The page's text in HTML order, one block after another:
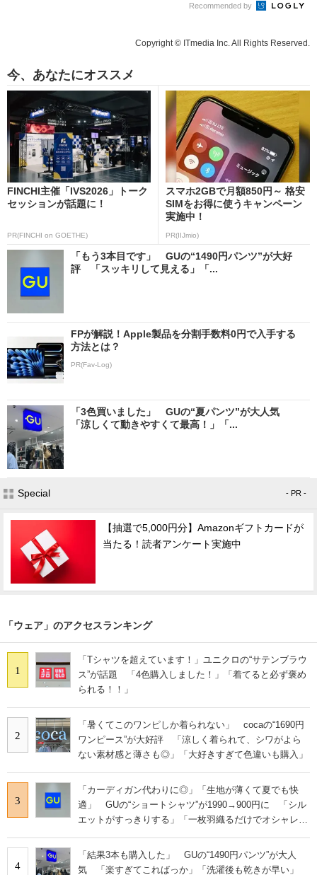
Recommended by
Copyright © ITmedia Inc. All Rights Reserved.
今、あなたにオススメ
FINCHI主催「IVS2026」トーク
セッションが話題に！
PR(FINCHI on GOETHE)
スマホ2GBで月額850円～ 格安
SIMをお得に使うキャンペーン
実施中！
PR(IIJmio)
「もう3本目です」 GUの“1490円パンツ”が大好
評 「スッキリして見える」「...
FPが解説！Apple製品を分割手数料0円で入手する
方法とは？
PR(Fav-Log)
「3色買いました」 GUの“夏パンツ”が大人気
「涼しくて動きやすくて最高！」「...
Special - PR -
【抽選で5,000円分】Amazonギフトカードが
当たる！読者アンケート実施中
「ウェア」のアクセスランキング
1
「Tシャツを超えています！」ユニクロの“サテンブラウ
ス”が話題 「4色購入しました！」「着てると必ず褒め
られる！！」
2
「暑くてこのワンピしか着られない」 cocaの“1690円
ワンピース”が大好評 「涼しく着られて、シワがよら
ない素材感と薄さも◎」「大好きすぎて色違いも購入」
3
「カーディガン代わりに◎」「生地が薄くて夏でも快
適」 GUの“ショートシャツ”が1990→900円に 「シル
エットがすっきりする」「一枚羽織るだけでオシャレに
4
「結果3本も購入した」 GUの“1490円パンツ”が大人
気 「楽すぎてこればっか」「洗濯後も乾きが早い」